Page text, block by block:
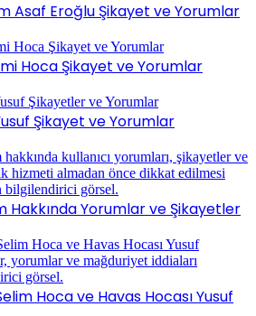
Asaf Eroğlu Şikayet ve Yorumlar
Hoca Şikayet ve Yorumlar
Şikayet ve Yorumlar
Hakkında Yorumlar ve Şikayetler
Hoca ve Havas Hocası Yusuf